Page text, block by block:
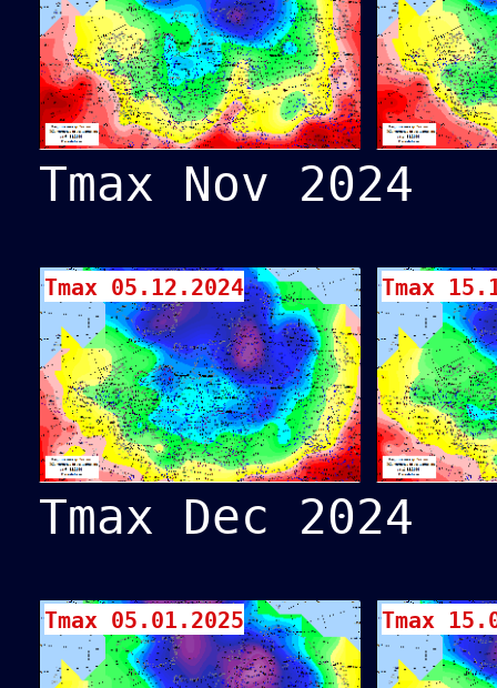
Tmax Nov 2024
Tmax 05.12.2024 Tmax
Tmax Dec 2024
Tmax 05.01.2025 Tmax